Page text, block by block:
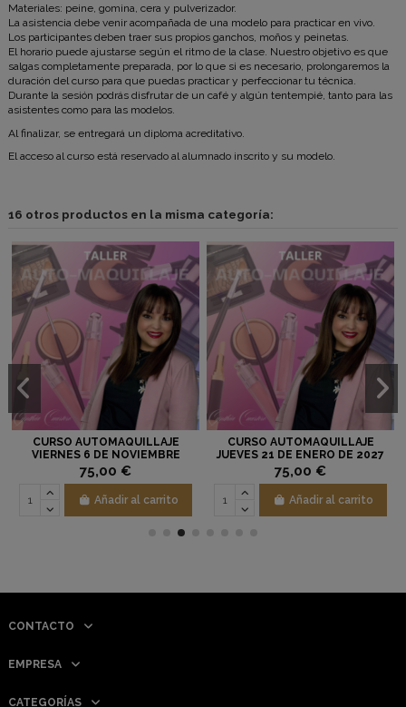
Materiales: peine, gomina, cera y pulverizador.
La asistencia debe venir acompañada de una modelo para practicar en vivo.
Los participantes deben traer sus propios ganchos, moños y peinetas.
El horario puede ajustarse según el ritmo de la clase. Nuestro objetivo es que
salgas completamente preparada, por lo que si es necesario, prolongaremos la
duración del curso para que puedas practicar y perfeccionar tu técnica.
Durante la sesión podrás disfrutar de un café y algún tentempié, tanto para las
asistentes como para las modelos.
Al finalizar, se entregará un diploma acreditativo.
El acceso al curso está reservado al alumnado inscrito y su modelo.
16 otros productos en la misma categoría:
CURSO AUTOMAQUILLAJE
VIERNES 6 DE NOVIEMBRE
2026
75,00 €
Añadir al carrito
CURSO AUTOMAQUILLAJE
JUEVES 21 DE ENERO DE 2027
75,00 €
Añadir al carrito
CONTACTO
EMPRESA
CATEGORÍAS